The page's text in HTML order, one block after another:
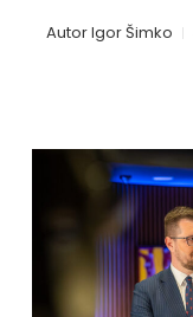
AutorIgor Šimko